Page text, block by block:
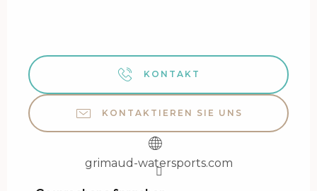
KONTAKT
KONTAKTIEREN SIE UNS
grimaud-watersports.com